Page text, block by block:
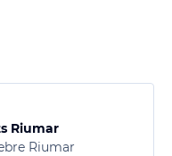
Riumar
Riumar